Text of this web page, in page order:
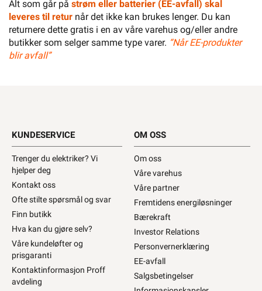
Alt som går på strøm eller batterier (EE-avfall) skal
leveres til retur når det ikke kan brukes lenger. Du kan
returnere dette gratis i en av våre varehus og/eller andre
butikker som selger samme type varer. “Når EE-produkter
blir avfall”
KUNDESERVICE
Trenger du elektriker? Vi
hjelper deg
Kontakt oss
Ofte stilte spørsmål og svar
Finn butikk
Hva kan du gjøre selv?
Våre kundeløfter og
prisgaranti
Kontaktinformasjon Proff
avdeling
OM OSS
Om oss
Våre varehus
Våre partner
Fremtidens energiløsninger
Bærekraft
Investor Relations
Personvernerklæring
EE-avfall
Salgsbetingelser